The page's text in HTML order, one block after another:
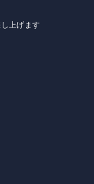
上げます